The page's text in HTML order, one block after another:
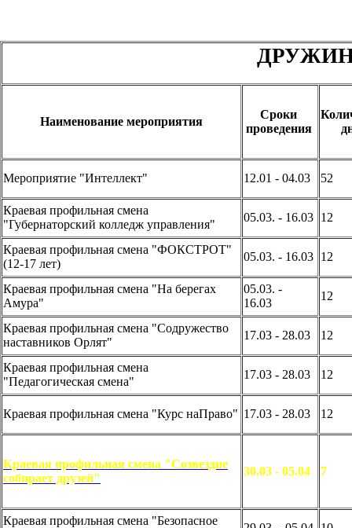
Наименование мероприятия
Сроки
проведения
Мероприятие "Интеллект" 12.01 - 04.03 52
Краевая профильная смена
"Губернаторский колледж управления"
05.03. - 16.03 12
Краевая профильная смена "ФОКСТРОТ"
(12-17 лет)
05.03. - 16.03 12
Краевая профильная смена "На берегах
Амура"
05.03. -
16.03
12
Краевая профильная смена "Содружество
наставников Орлят"
17.03 - 28.03 12
Краевая профильная смена
"Педагогическая смена"
17.03 - 28.03 12
Краевая профильная смена "Курс наПраво" 17.03 - 28.03 12
Краевая профильная смена "Созвездие
собирает друзей"
30.03 - 05.04 7
Краевая профильная смена "Безопасное